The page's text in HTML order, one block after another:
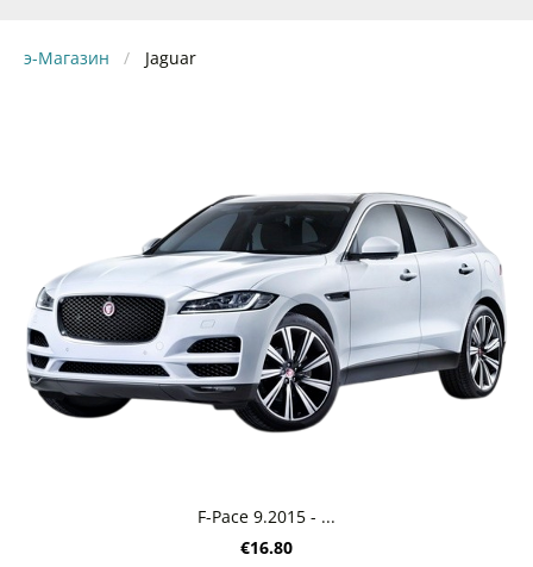
э-Магазин Jaguar
F-Pace 9.2015 - ...
€16.80